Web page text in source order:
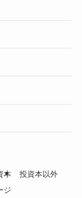
本
投資本以外
ジ